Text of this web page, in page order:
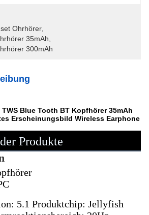
Ohrhörer
35mAh
300mAh
Blue Tooth BT Kopfhörer 35mAh
Erscheinungsbild Wireless Earphone
Produkte
5.1 Produktchip: Jellyfish